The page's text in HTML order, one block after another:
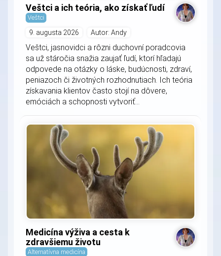
Veštci a ich teória, ako získať ľudí
Veštci
9. augusta 2026 Autor: Andy
Veštci, jasnovidci a rôzni duchovní poradcovia
sa už stáročia snažia zaujať ľudí, ktorí hľadajú
odpovede na otázky o láske, budúcnosti, zdraví,
peniazoch či životných rozhodnutiach. Ich teória
získavania klientov často stojí na dôvere,
emóciách a schopnosti vytvoriť...
Medicína výživa a cesta k
zdravšiemu životu
Alternatívna medicína